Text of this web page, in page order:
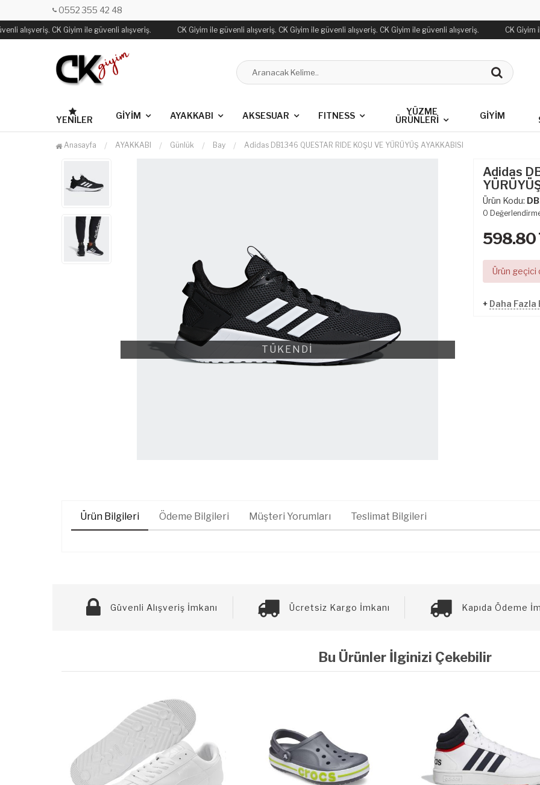
0552 355 42 48
alışveriş. CK Giyim ile güvenli alışveriş. CK Giyim ile güvenli alışveriş. CK Giyim ile güvenli alışveriş. CK Giyim ile güvenli alışveriş. CK Giyim
YENILER GİYİM AYAKKABI AKSESUAR FITNESS
YÜZME
ÜRÜNLERİ
GİYİM
Anasayfa AYAKKABI Günlük Bay Adidas DB1346 QUESTAR RIDE KOŞU VE YÜRÜYÜŞ AYAKKABISI
TÜKENDİ
Adidas
Ürün Kodu:
0
598.80
Ürün geçici
+ Daha Fazla
Ürün Bilgileri Ödeme Bilgileri Müşteri Yorumları Teslimat Bilgileri
Güvenli Alışveriş İmkanı Ücretsiz Kargo İmkanı Kapıda Ödeme
Bu Ürünler İlginizi Çekebilir